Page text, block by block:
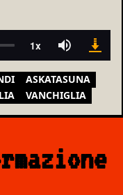
ASKATASUNA
VANCHIGLIA